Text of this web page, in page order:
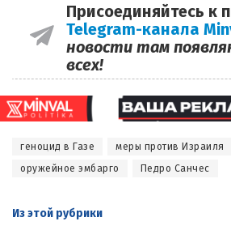
Присоединяйтесь к
Telegram-канала
новости там
всех!
геноцид в Газе
меры против Израиля
оружейное эмбарго
Педро Санчес
Из этой рубрики